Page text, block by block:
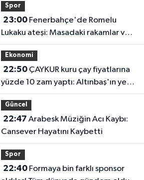
Spor
23:00Fenerbahçe'de Romelu
Lukaku ateşi: Masadaki rakamlar ve
transferin detayları belli oldu
Ekonomi
22:50ÇAYKUR kuru çay fiyatlarına
yüzde 10 zam yaptı: Altınbaş'ın yeni
fiyatı belli oldu
Güncel
22:47
Cansever Hayatını Kaybetti
Spor
22:40Formaya bin farklı sponsor